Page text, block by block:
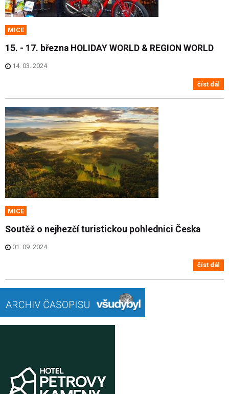
MICE
15. - 17. března HOLIDAY WORLD & REGION WORLD
14. 03. 2024
číst dál
MICE
Soutěž o nejhezčí turistickou pohlednici Česka
01. 09. 2024
číst dál